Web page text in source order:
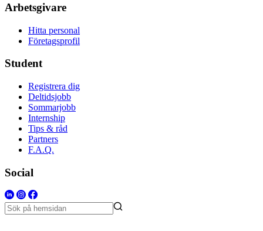
Arbetsgivare
Hitta personal
Företagsprofil
Student
Registrera dig
Deltidsjobb
Sommarjobb
Internship
Tips & råd
Partners
F.A.Q.
Social